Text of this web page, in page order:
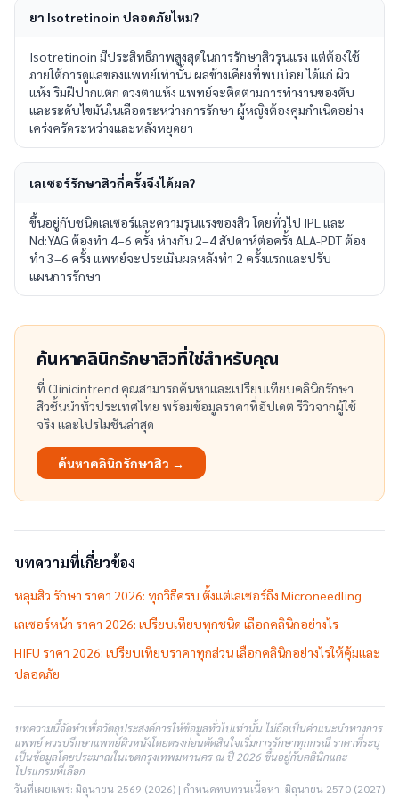
ยา Isotretinoin ปลอดภัยไหม?
Isotretinoin มีประสิทธิภาพสูงสุดในการรักษาสิวรุนแรง แต่ต้องใช้
ภายใต้การดูแลของแพทย์เท่านั้น ผลข้างเคียงที่พบบ่อย ได้แก่ ผิว
แห้ง ริมฝีปากแตก ดวงตาแห้ง แพทย์จะติดตามการทำงานของตับ
และระดับไขมันในเลือดระหว่างการรักษา ผู้หญิงต้องคุมกำเนิดอย่าง
เคร่งครัดระหว่างและหลังหยุดยา
เลเซอร์รักษาสิวกี่ครั้งจึงได้ผล?
ขึ้นอยู่กับชนิดเลเซอร์และความรุนแรงของสิว โดยทั่วไป IPL และ
Nd:YAG ต้องทำ 4–6 ครั้ง ห่างกัน 2–4 สัปดาห์ต่อครั้ง ALA-PDT ต้อง
ทำ 3–6 ครั้ง แพทย์จะประเมินผลหลังทำ 2 ครั้งแรกและปรับ
แผนการรักษา
ค้นหาคลินิกรักษาสิวที่ใช่สำหรับคุณ
ที่ Clinicintrend คุณสามารถค้นหาและเปรียบเทียบคลินิกรักษา
สิวชั้นนำทั่วประเทศไทย พร้อมข้อมูลราคาที่อัปเดต รีวิวจากผู้ใช้
จริง และโปรโมชันล่าสุด
ค้นหาคลินิกรักษาสิว →
บทความที่เกี่ยวข้อง
หลุมสิว รักษา ราคา 2026: ทุกวิธีครบ ตั้งแต่เลเซอร์ถึง Microneedling
เลเซอร์หน้า ราคา 2026: เปรียบเทียบทุกชนิด เลือกคลินิกอย่างไร
HIFU ราคา 2026: เปรียบเทียบราคาทุกส่วน เลือกคลินิกอย่างไรให้คุ้มและ
ปลอดภัย
บทความนี้จัดทำเพื่อวัตถุประสงค์การให้ข้อมูลทั่วไปเท่านั้น ไม่ถือเป็นคำแนะนำทางการ
แพทย์ ควรปรึกษาแพทย์ผิวหนังโดยตรงก่อนตัดสินใจเริ่มการรักษาทุกกรณี ราคาที่ระบุ
เป็นข้อมูลโดยประมาณในเขตกรุงเทพมหานคร ณ ปี 2026 ขึ้นอยู่กับคลินิกและ
โปรแกรมที่เลือก
วันที่เผยแพร่: มิถุนายน 2569 (2026) | กำหนดทบทวนเนื้อหา: มิถุนายน 2570 (2027)